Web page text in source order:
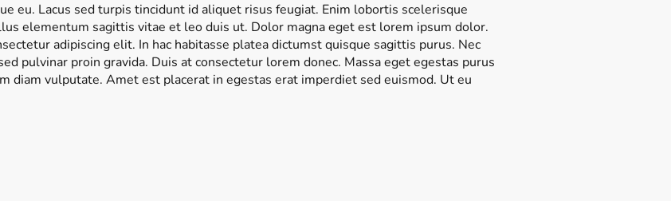
eu. Lacus sed turpis tincidunt id aliquet risus feugiat. Enim lobortis scelerisque
elementum sagittis vitae et leo duis ut. Dolor magna eget est lorem ipsum dolor.
adipiscing elit. In hac habitasse platea dictumst quisque sagittis purus. Nec
pulvinar proin gravida. Duis at consectetur lorem donec. Massa eget egestas purus
diam vulputate. Amet est placerat in egestas erat imperdiet sed euismod. Ut eu